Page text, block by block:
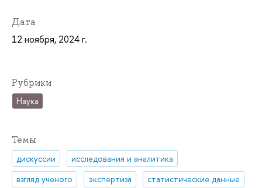
Дата
12 ноября, 2024 г.
Рубрики
Наука
Темы
дискуссии
исследования и аналитика
взгляд ученого
экспертиза статистические данные